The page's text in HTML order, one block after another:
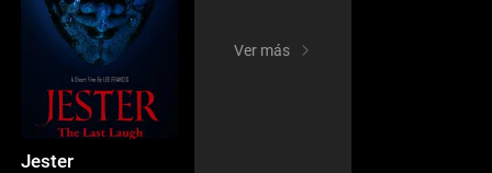
Jester
Ver más